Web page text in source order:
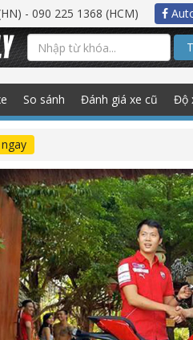
- 090 225 1368 (HCM)
So sánh Đánh giá xe cũ Độ